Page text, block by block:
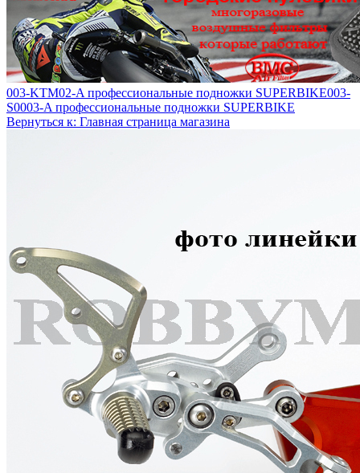
003-KTM02-A профессиональные подножки SUPERBIKE003-
S0003-A профессиональные подножки SUPERBIKE
Вернуться к: Главная страница магазина